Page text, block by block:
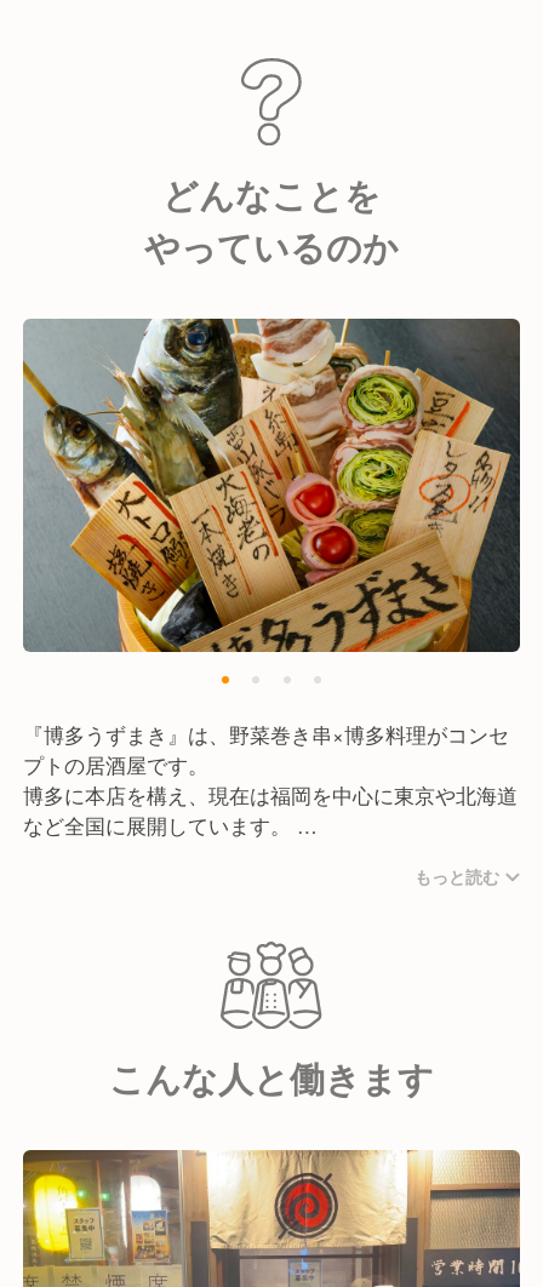
どんなことを
やっているのか
『博多うずまき』は、野菜巻き串×博多料理がコンセ
プトの居酒屋です。
博多に本店を構え、現在は福岡を中心に東京や北海道
など全国に展開しています。
料理は、旬で新鮮な野菜を使用し「食材の一期一会」
博多名物のもつ鍋や各店舗のオリジナルアラカルトメ
ニューも多彩にご用意しています。
また、うずまきでは少人数やお一人様はもちろん、全
店舗で大型宴会の対応が可能なため、さまざまなシー
ンでご利用いただいています。
もっと読む
こんな人と働きます